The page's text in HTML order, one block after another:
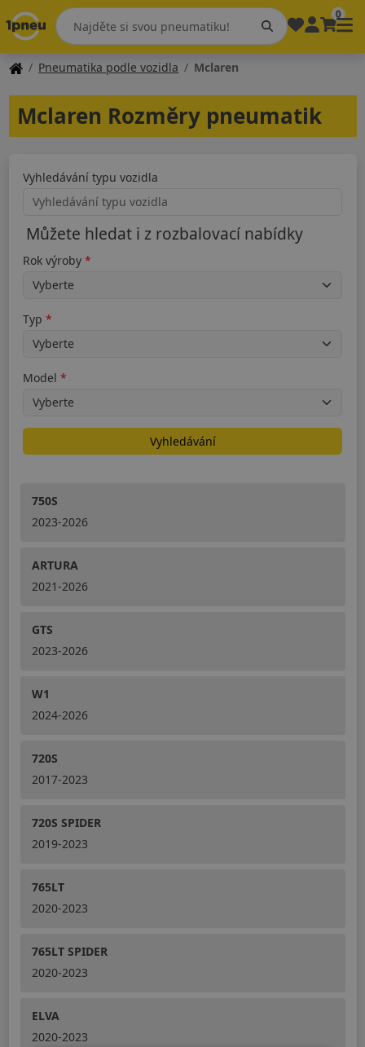
0
Pneumatika podle vozidla Mclaren
Mclaren Rozměry pneumatik
Vyhledávání typu vozidla
Můžete hledat i z rozbalovací nabídky
Rok výroby
Typ
Model
Vyhledávání
750S
2023-2026
ARTURA
2021-2026
GTS
2023-2026
W1
2024-2026
720S
2017-2023
720S SPIDER
2019-2023
765LT
2020-2023
765LT SPIDER
2020-2023
ELVA
2020-2023